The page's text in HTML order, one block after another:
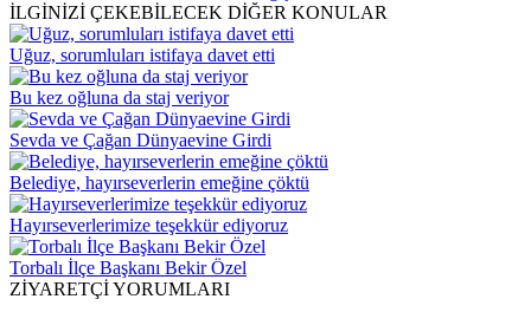
İLGİNİZİ ÇEKEBİLECEK DİĞER KONULAR
Uğuz, sorumluları istifaya davet etti
Bu kez oğluna da staj veriyor
Sevda ve Çağan Dünyaevine Girdi
Belediye, hayırseverlerin emeğine çöktü
Hayırseverlerimize teşekkür ediyoruz
Torbalı İlçe Başkanı Bekir Özel
ZİYARETÇİ YORUMLARI